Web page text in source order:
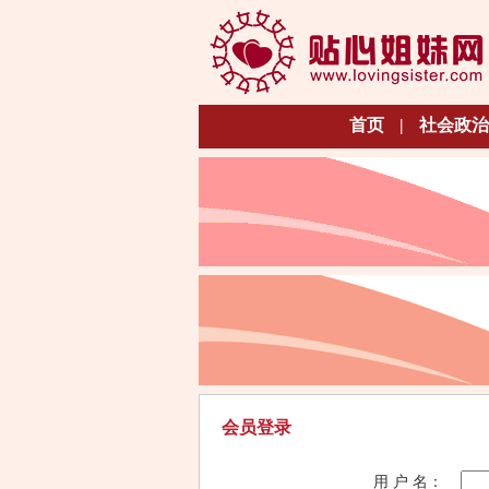
首页 | 社会政治
会员登录
用 户 名：